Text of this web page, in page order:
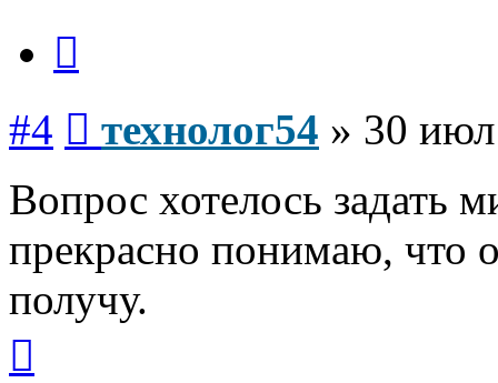
#4 технолог54 » 30
Вопрос хотелось задать
прекрасно понимаю, что
получу.
началу